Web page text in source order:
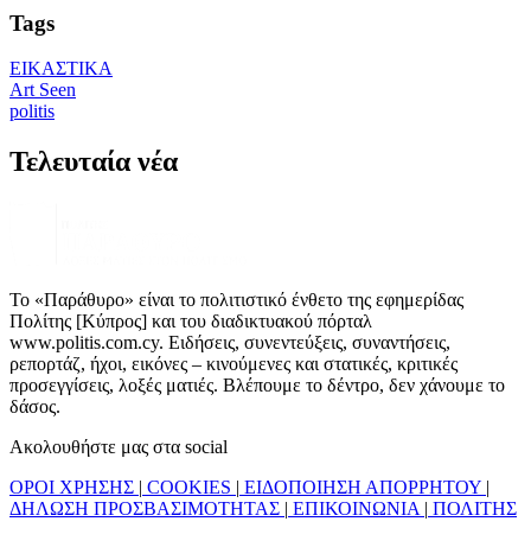
Tags
ΕΙΚΑΣΤΙΚΑ
Art Seen
politis
Τελευταία νέα
Το «Παράθυρο» είναι το πολιτιστικό ένθετο της εφημερίδας
Πολίτης [Κύπρος] και του διαδικτυακού πόρταλ
www.politis.com.cy. Ειδήσεις, συνεντεύξεις, συναντήσεις,
ρεπορτάζ, ήχοι, εικόνες – κινούμενες και στατικές, κριτικές
προσεγγίσεις, λοξές ματιές. Βλέπουμε το δέντρο, δεν χάνουμε το
δάσος.
Ακολουθήστε μας στα social
ΟΡΟΙ ΧΡΗΣΗΣ | COOKIES | ΕΙΔΟΠΟΙΗΣΗ ΑΠΟΡΡΗΤΟΥ |
ΔΗΛΩΣΗ ΠΡΟΣΒΑΣΙΜΟΤΗΤΑΣ | ΕΠΙΚΟΙΝΩΝΙΑ | ΠΟΛΙΤΗΣ